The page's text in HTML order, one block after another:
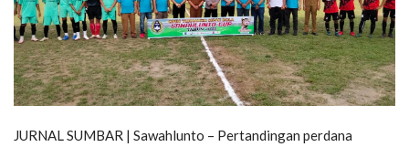
JURNAL SUMBAR | Sawahlunto – Pertandingan perdana